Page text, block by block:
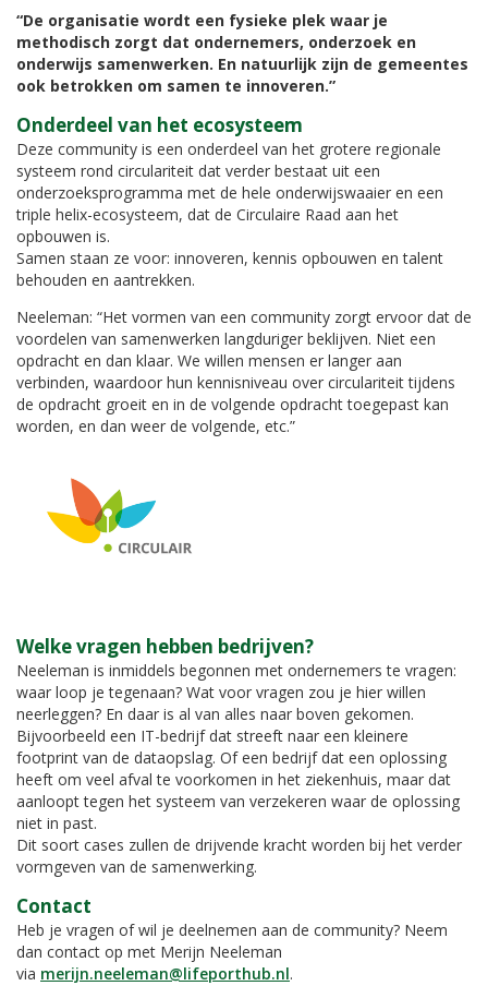
“De organisatie wordt een fysieke plek waar je
methodisch zorgt dat ondernemers, onderzoek en
onderwijs samenwerken. En natuurlijk zijn de gemeentes
ook betrokken om samen te innoveren.”
Onderdeel van het ecosysteem
Deze community is een onderdeel van het grotere regionale
systeem rond circulariteit dat verder bestaat uit een
onderzoeksprogramma met de hele onderwijswaaier en een
triple helix-ecosysteem, dat de Circulaire Raad aan het
opbouwen is.
Samen staan ze voor: innoveren, kennis opbouwen en talent
behouden en aantrekken.
Neeleman: “Het vormen van een community zorgt ervoor dat de
voordelen van samenwerken langduriger beklijven. Niet een
opdracht en dan klaar. We willen mensen er langer aan
verbinden, waardoor hun kennisniveau over circulariteit tijdens
de opdracht groeit en in de volgende opdracht toegepast kan
worden, en dan weer de volgende, etc.”
Welke vragen hebben bedrijven?
Neeleman is inmiddels begonnen met ondernemers te vragen:
waar loop je tegenaan? Wat voor vragen zou je hier willen
neerleggen? En daar is al van alles naar boven gekomen.
Bijvoorbeeld een IT-bedrijf dat streeft naar een kleinere
footprint van de dataopslag. Of een bedrijf dat een oplossing
heeft om veel afval te voorkomen in het ziekenhuis, maar dat
aanloopt tegen het systeem van verzekeren waar de oplossing
niet in past.
Dit soort cases zullen de drijvende kracht worden bij het verder
vormgeven van de samenwerking.
Contact
Heb je vragen of wil je deelnemen aan de community? Neem
dan contact op met Merijn Neeleman
via merijn.neeleman@lifeporthub.nl.